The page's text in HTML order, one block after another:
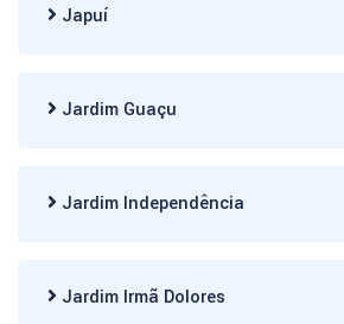
Japuí
Jardim Guaçu
Jardim Independência
Jardim Irmã Dolores